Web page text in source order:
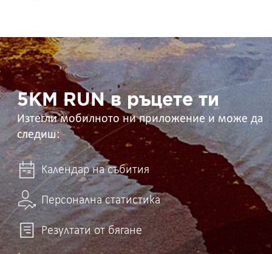
5KM
RUN
в
ръцете
ти 5KM RUN в ръцете ти
Изтегли мобилното ни приложение и може да
следиш:
Календар на събития
Персонална статистика
Резултати от бягане